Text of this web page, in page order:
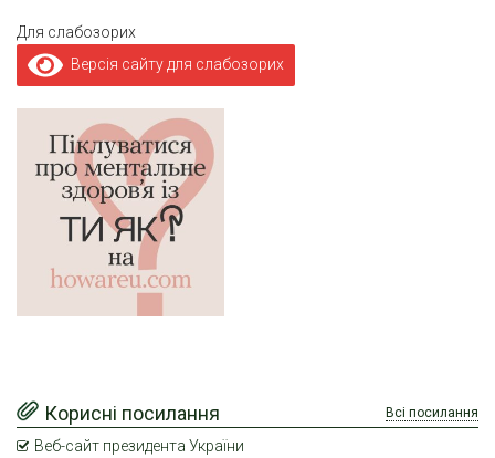
Для слабозорих
Версія сайту для слабозорих
Корисні посилання Всі посилання
Веб-сайт президента України